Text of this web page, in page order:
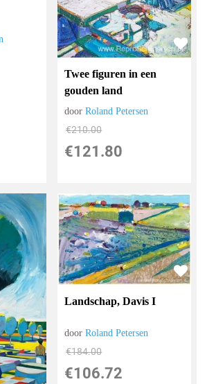
Twee figuren in een
gouden land
doorRoland Petersen
€210.00
€121.80
Landschap, Davis I
doorRoland Petersen
€184.00
€106.72